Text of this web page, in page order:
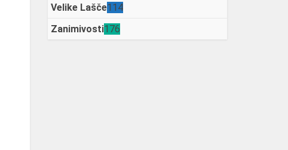
Velike Lašče114
Zanimivosti176